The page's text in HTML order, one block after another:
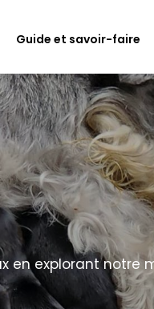
Guide et savoir-faire
explorant notre